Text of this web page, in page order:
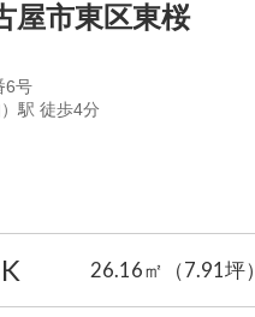
屋市東区東桜
6号
駅 徒歩4分
26.16㎡ （7.91坪）